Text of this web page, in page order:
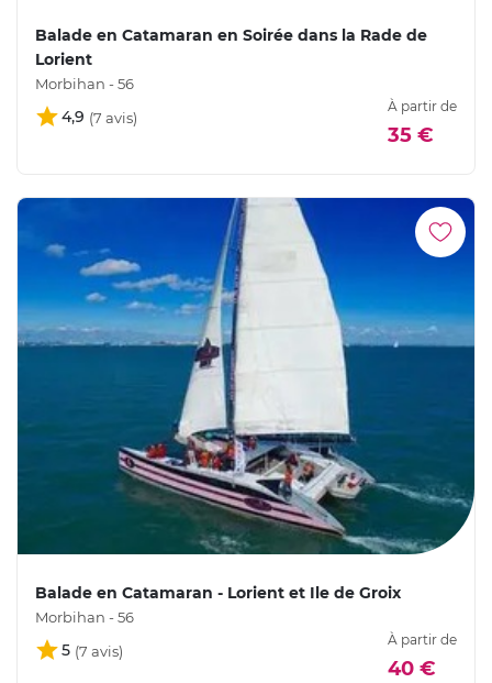
Balade en Catamaran en Soirée dans la Rade de
Lorient
Morbihan - 56
4,9
À partir de
35 €
Balade en Catamaran - Lorient et Ile de Groix
Morbihan - 56
5
À partir de
40 €